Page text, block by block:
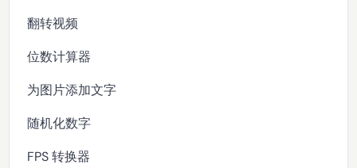
翻转视频
位数计算器
为图片添加文字
随机化数字
FPS 转换器